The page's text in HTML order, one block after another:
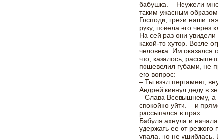
бабушка. – Неужели мне
таким ужасным
Господи, грехи наши
руку, повела его через
На сей раз они увидели
какой-то хутор. Возле
человека. Им оказался
что, казалось,
пошевелил губами, не
его вопрос:
– Ты взял пергамент,
Андрей кивнул деду в
– Слава Всевышнему, а
спокойно уйти, – и
рассыпался в прах.
Бабуля ахнула и
удержать ее от резкого
упала, но не ушиблась.